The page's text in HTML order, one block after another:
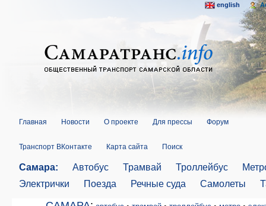
Главная Новости О проекте Для прессы Форум
Транспорт ВКонтакте Карта сайта Поиск
Самара: Автобус Трамвай Троллейбус
Электрички
Поезда Речные суда Самолеты
english